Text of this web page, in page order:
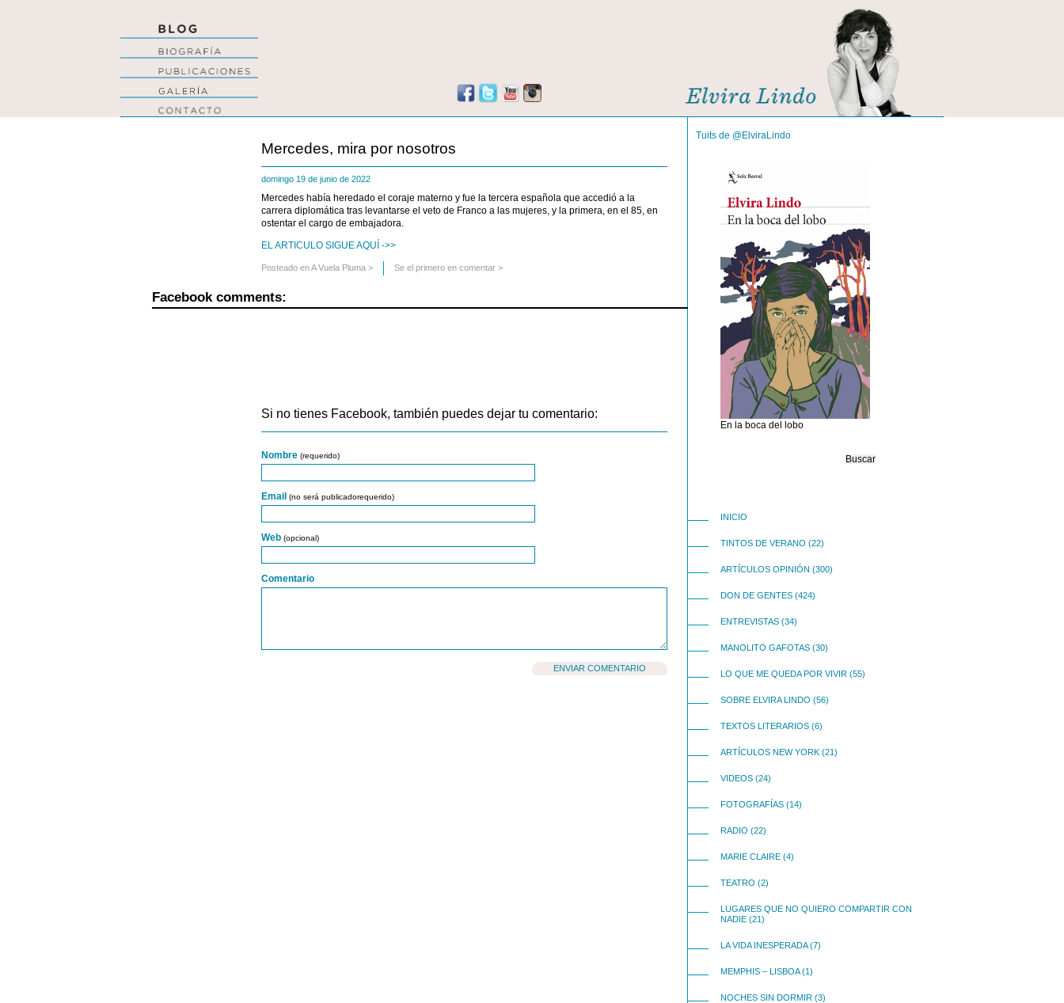
Mercedes, mira por nosotros
domingo 19 de junio de 2022
Mercedes había heredado el coraje materno y fue la tercera española que accedió a la
carrera diplomática tras levantarse el veto de Franco a las mujeres, y la primera, en el 85, en
ostentar el cargo de embajadora.
EL ARTICULO SIGUE AQUÍ ->>
Posteado enA Vuela Pluma > Se el primero en comentar >
Facebook comments:
Si no tienes Facebook, también puedes dejar tu comentario:
Nombre (requerido)
Email (no será publicadorequerido)
Web (opcional)
Comentario
Tuits de @ElviraLindo
En la boca del lobo
INICIO
TINTOS DE VERANO (22)
ARTÍCULOS OPINIÓN (300)
DON DE GENTES (424)
ENTREVISTAS (34)
MANOLITO GAFOTAS (30)
LO QUE ME QUEDA POR VIVIR (55)
SOBRE ELVIRA LINDO (56)
TEXTOS LITERARIOS (6)
ARTÍCULOS NEW YORK (21)
VIDEOS (24)
FOTOGRAFÍAS (14)
RADIO (22)
MARIE CLAIRE (4)
TEATRO (2)
LUGARES QUE NO QUIERO COMPARTIR CON
NADIE (21)
LA VIDA INESPERADA(7)
MEMPHIS – LISBOA(1)
NOCHES SIN DORMIR (3)